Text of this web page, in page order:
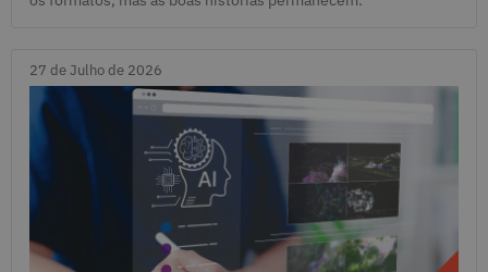
27 de Julho de 2026